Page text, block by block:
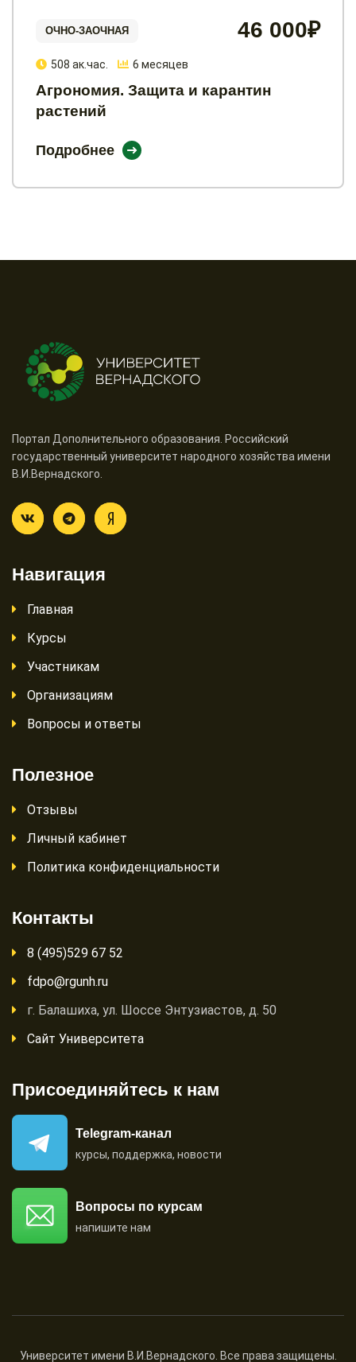
ОЧНО-ЗАОЧНАЯ 46 000₽
508 ак.час. 6 месяцев
Агрономия. Защита и карантин
растений
Подробнее
Портал Дополнительного образования. Российский
государственный университет народного хозяйства имени
В.И.Вернадского.
Навигация
Главная
Курсы
Участникам
Организациям
Вопросы и ответы
Полезное
Отзывы
Личный кабинет
Политика конфиденциальности
Контакты
8 (495)529 67 52
fdpo@rgunh.ru
г. Балашиха, ул. Шоссе Энтузиастов, д. 50
Сайт Университета
Присоединяйтесь к нам
Telegram-канал
курсы, поддержка, новости
Вопросы по курсам
напишите нам
Университет имени В.И.Вернадского. Все права защищены.